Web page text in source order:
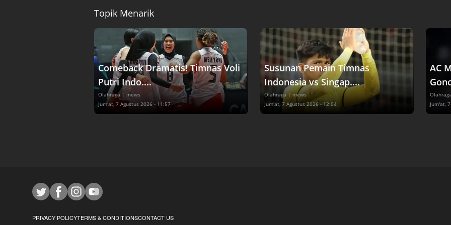
Topik Menarik
Comeback Dramatis! Timnas Voli
Putri Indo....
Olahraga | inews
Jum'at, 7 Agustus 2026 - 11:57
Susunan Pemain Timnas
Indonesia vs Singap....
Olahraga | inews
Jum'at, 7 Agustus 2026 - 12:04
AC
Olahraga
Jum'at,
PRIVACY POLICYTERMS & CONDITIONSCONTACT US